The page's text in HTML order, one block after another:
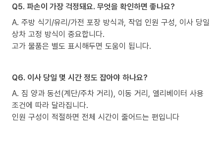
Q5. 파손이 가장 걱정돼요. 무엇을 확인하면 좋나요?
A. 주방 식기/유리/가전 포장 방식과, 작업 인원 구성, 이사 당일
상차 고정 방식이 중요합니다.
고가 물품은 별도 표시해두면 도움이 됩니다.
Q6. 이사 당일 몇 시간 정도 잡아야 하나요?
A. 짐 양과 동선(계단/주차 거리), 이동 거리, 엘리베이터 사용
조건에 따라 달라집니다.
인원 구성이 적절하면 전체 시간이 줄어드는 편입니다